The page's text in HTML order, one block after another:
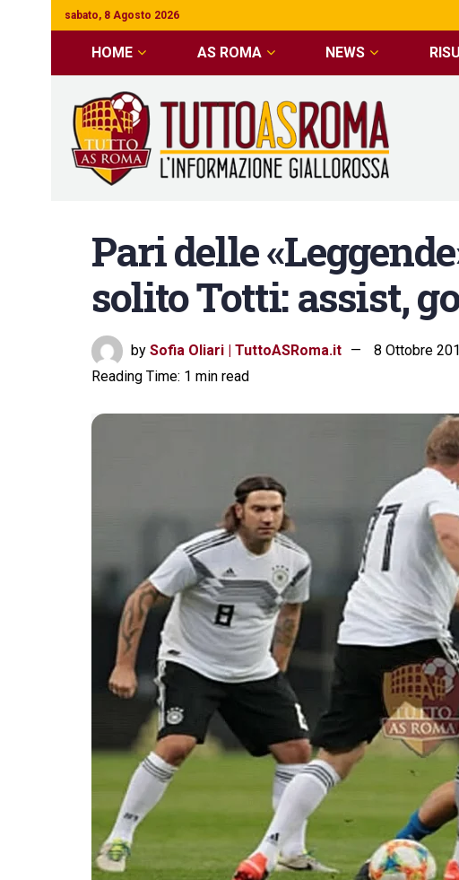
sabato, 8 Agosto 2026
HOME AS ROMA NEWS
Pari delle
solito Totti: assist,
by Sofia Oliari | TuttoASRoma.it 8 Ottobre
Reading Time: 1 min read